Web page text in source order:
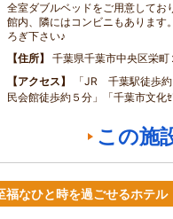
全室ダブルベッドをご用意してお
館内、隣にはコンビニもあります
ろぎ下さい♪
住所
千葉県千葉市中央区栄町
アクセス
「JR 千葉駅徒歩
民会館徒歩約５分」「千葉市文化
この施
福なひと時を過ごせるホテル